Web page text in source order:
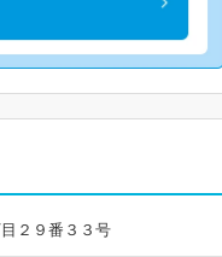
２９番３３号